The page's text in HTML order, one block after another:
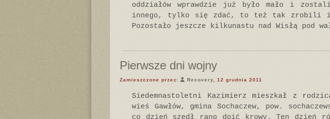
oddziałów wprawdzie już było mało i
innego, tylko się zdać, to też tak zrobili i
Pozostało jeszcze kilkunastu nad Wisłą pod
Pierwsze dni wojny
Zamieszczone przez: Recovery , 12 grudnia 2011
Siedemnastoletni Kazimierz mieszkał z
wieś Gawłów, gmina Sochaczew, pow.
co dzień szedł rano doić krowy. Ten dzień